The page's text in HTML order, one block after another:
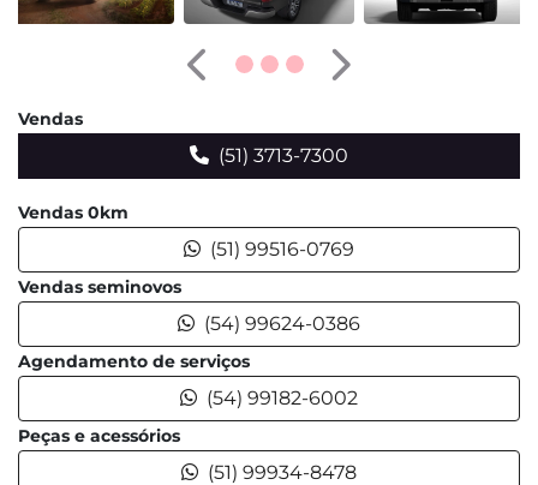
Anterior Próximo
Vendas
(51) 3713-7300
Vendas 0km
(51) 99516-0769
Vendas seminovos
(54) 99624-0386
Agendamento de serviços
(54) 99182-6002
Peças e acessórios
(51) 99934-8478